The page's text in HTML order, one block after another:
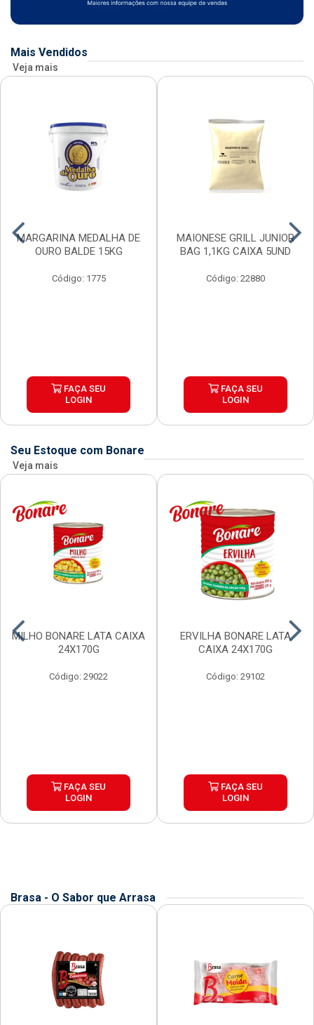
Mais Vendidos
Veja mais
MARGARINA MEDALHA DE
OURO BALDE 15KG
Código: 1775
FAÇA SEU
LOGIN
MAIONESE GRILL JUNIOR
BAG 1,1KG CAIXA 5UND
Código: 22880
FAÇA SEU
LOGIN
Seu Estoque com Bonare
Veja mais
MILHO BONARE LATA CAIXA
24X170G
Código: 29022
FAÇA SEU
LOGIN
ERVILHA BONARE LATA
CAIXA 24X170G
Código: 29102
FAÇA SEU
LOGIN
Brasa - O Sabor que Arrasa